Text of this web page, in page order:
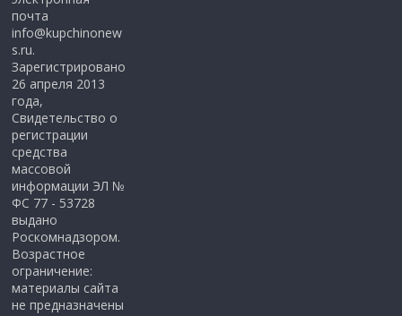
почта
info@kupchinonew
s.ru.
Зарегистрировано
26 апреля 2013
года,
Свидетельство о
регистрации
средства
массовой
информации ЭЛ №
ФС 77 - 53728
выдано
Роскомнадзором.
Возрастное
ограничение:
материалы сайта
не предназначены